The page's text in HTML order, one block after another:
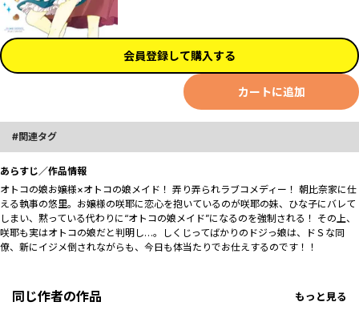
会員登録して購入する
カートに追加
関連タグ
あらすじ／作品情報
オトコの娘お嬢様×オトコの娘メイド！ 弄り弄られラブコメディー！ 朝比奈家に仕
える執事の悠里。お嬢様の咲耶に恋心を抱いているのが咲耶の妹、ひな子にバレて
しまい、黙っている代わりに“オトコの娘メイド”になるのを強制される！ その上、
咲耶も実はオトコの娘だと判明し…。しくじってばかりのドジっ娘は、ドＳな同
僚、新にイジメ倒されながらも、今日も体当たりでお仕えするのです！！
同じ作者の作品 もっと見る